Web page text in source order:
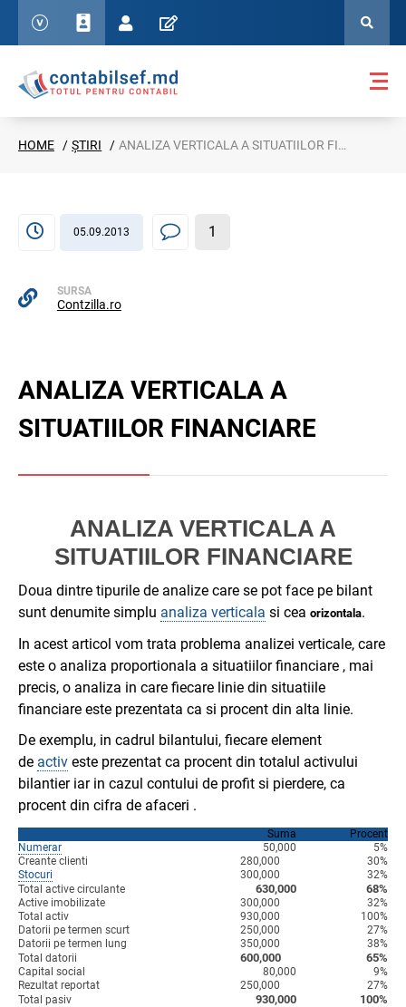
HOME ȘTIRI ANALIZA VERTICALA A SITUATIILOR FINANCIARE
05.09.2013 1
SURSA
Contzilla.ro
ANALIZA VERTICALA A
SITUATIILOR FINANCIARE
ANALIZA VERTICALA A
SITUATIILOR FINANCIARE
Doua dintre tipurile de analize care se pot face pe bilant
sunt denumite simplu analiza verticala si cea orizontala.
In acest articol vom trata problema analizei verticale, care
este o analiza proportionala a situatiilor financiare , mai
precis, o analiza in care fiecare linie din situatiile
financiare este prezentata ca si procent din alta linie.
De exemplu, in cadrul bilantului, fiecare element
de activ este prezentat ca procent din totalul activului
bilantier iar in cazul contului de profit si pierdere, ca
procent din cifra de afaceri .
Suma
Procent
Numerar
50,000
5%
Creante clienti
280,000
30%
Stocuri
300,000
32%
Total active circulante
630,000 68%
Active imobilizate 300,000
32%
Total activ
930,000
100%
Datorii pe termen scurt
250,000
27%
Datorii pe termen lung
350,000
38%
Total datorii
600,000 65%
Capital social 80,000
9%
Rezultat reportat
250,000
27%
Total pasiv
930,000 100%